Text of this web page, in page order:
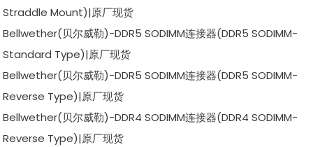
Straddle Mount)|原厂现货
Bellwether(贝尔威勒)-DDR5 SODIMM连接器(DDR5 SODIMM-
Standard Type)|原厂现货
Bellwether(贝尔威勒)-DDR5 SODIMM连接器(DDR5 SODIMM-
Reverse Type)|原厂现货
Bellwether(贝尔威勒)-DDR4 SODIMM连接器(DDR4 SODIMM-
Reverse Type)|原厂现货